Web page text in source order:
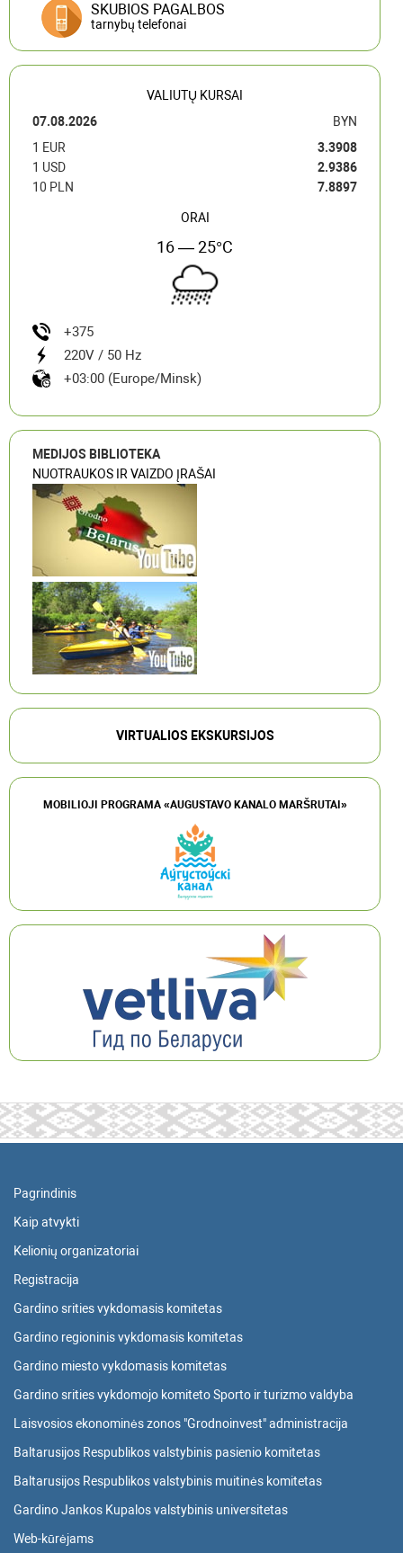
SKUBIOS PAGALBOS
tarnybų telefonai
VALIUTŲ KURSAI
07.08.2026
BYN
1 EUR
3.3908
1 USD
2.9386
10 PLN
7.8897
ORAI
16 — 25°C
+375
220V / 50 Hz
+03:00 (Europe/Minsk)
MEDIJOS BIBLIOTEKA
NUOTRAUKOS IR VAIZDO ĮRAŠAI
VIRTUALIOS EKSKURSIJOS
MOBILIOJI PROGRAMA «AUGUSTAVO KANALO MARŠRUTAI»
Pagrindinis
Kaip atvykti
Kelionių organizatoriai
Registracija
Gardino srities vykdomasis komitetas
Gardino regioninis vykdomasis komitetas
Gardino miesto vykdomasis komitetas
Gardino srities vykdomojo komiteto Sporto ir turizmo valdyba
Laisvosios ekonominės zonos "Grodnoinvest" administracija
Baltarusijos Respublikos valstybinis pasienio komitetas
Baltarusijos Respublikos valstybinis muitinės komitetas
Gardino Jankos Kupalos valstybinis universitetas
Web-kūrėjams